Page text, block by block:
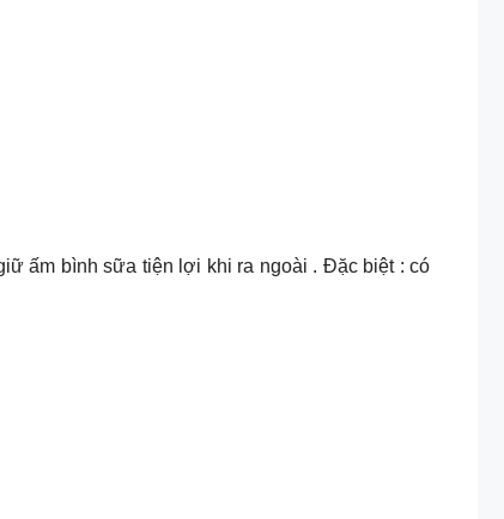
ấm bình sữa tiện lợi khi ra ngoài . Đặc biệt : có